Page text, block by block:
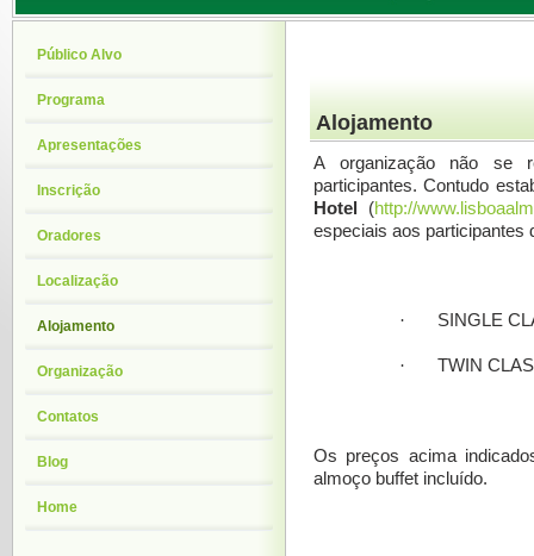
Alojamento
A organização não se
participantes. Contudo
Hotel
(http://
especiais aos participantes
· SINGLE
· TWIN
Os preços acima
almoço buffet incluído.
Público Alvo
Programa
Apresentações
Inscrição
Oradores
Localização
Alojamento
Organização
Contatos
Blog
Home